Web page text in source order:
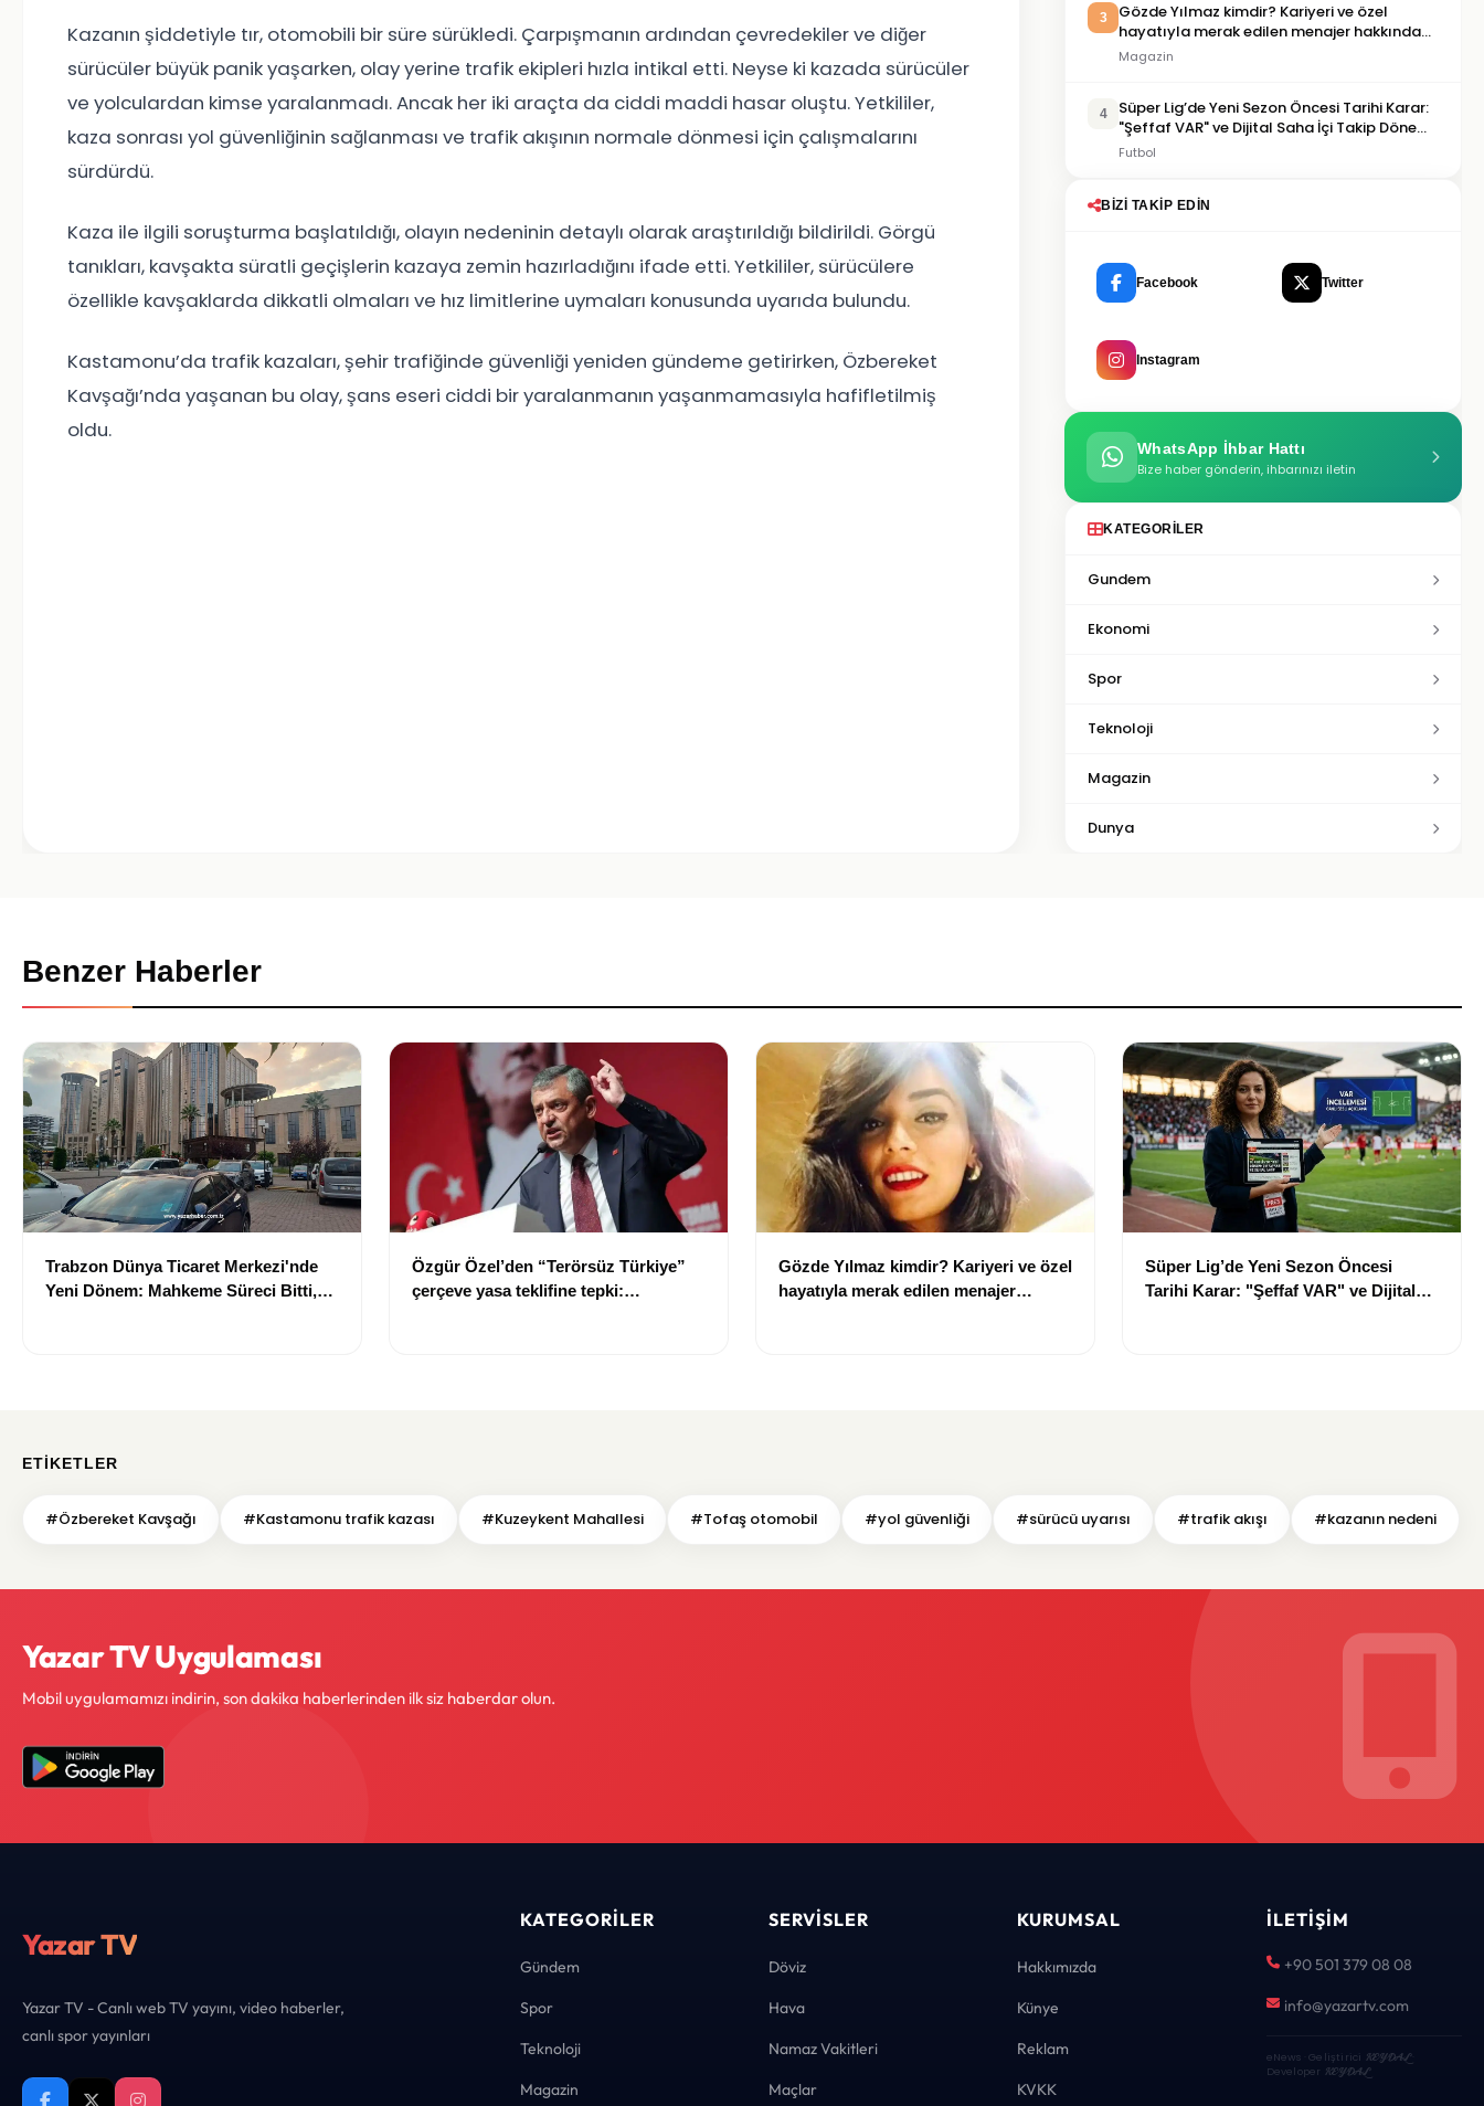
Kazanın şiddetiyle tır, otomobili bir süre sürükledi. Çarpışmanın ardından çevredekiler ve diğer
sürücüler büyük panik yaşarken, olay yerine trafik ekipleri hızla intikal etti. Neyse ki kazada sürücüler
ve yolculardan kimse yaralanmadı. Ancak her iki araçta da ciddi maddi hasar oluştu. Yetkililer,
kaza sonrası yol güvenliğinin sağlanması ve trafik akışının normale dönmesi için çalışmalarını
sürdürdü.
Kaza ile ilgili soruşturma başlatıldığı, olayın nedeninin detaylı olarak araştırıldığı bildirildi. Görgü
tanıkları, kavşakta süratli geçişlerin kazaya zemin hazırladığını ifade etti. Yetkililer, sürücülere
özellikle kavşaklarda dikkatli olmaları ve hız limitlerine uymaları konusunda uyarıda bulundu.
Kastamonu’da trafik kazaları, şehir trafiğinde güvenliği yeniden gündeme getirirken, Özbereket
Kavşağı’nda yaşanan bu olay, şans eseri ciddi bir yaralanmanın yaşanmamasıyla hafifletilmiş
oldu.
3
Gözde Yılmaz kimdir? Kariyeri ve özel
hayatıyla merak edilen menajer hakkında
bilgiler
Magazin
4
Süper Lig’de Yeni Sezon Öncesi Tarihi Karar:
"Şeffaf VAR" ve Dijital Saha İçi Takip Dönemi
Başlıyor!
Futbol
BIZI TAKIP EDIN
Facebook Twitter
Instagram
WhatsApp İhbar Hattı
Bize haber gönderin, ihbarınızı iletin
KATEGORILER
Gundem
Ekonomi
Spor
Teknoloji
Magazin
Dunya
Benzer Haberler
Trabzon Dünya Ticaret Merkezi'nde
Yeni Dönem: Mahkeme Süreci Bitti,
Özgür Özel’den “Terörsüz Türkiye”
çerçeve yasa teklifine tepki:
Gözde Yılmaz kimdir? Kariyeri ve özel
hayatıyla merak edilen menajer
Süper Lig’de Yeni Sezon Öncesi
Tarihi Karar: "Şeffaf VAR" ve Dijital
ETIKETLER
#Özbereket Kavşağı #Kastamonu trafik kazası #Kuzeykent Mahallesi #Tofaş otomobil #yol güvenliği #sürücü uyarısı #trafik akışı #kazanın nedeni
Yazar TV Uygulaması
Mobil uygulamamızı indirin, son dakika haberlerinden ilk siz haberdar olun.
Yazar TV
Yazar TV - Canlı web TV yayını, video haberler,
canlı spor yayınları
KATEGORILER
Gündem
Spor
Teknoloji
Magazin
SERVISLER
Döviz
Hava
Namaz Vakitleri
Maçlar
KURUMSAL
Hakkımızda
Künye
Reklam
KVKK
İLETIŞIM
+90 501 379 08 08
info@yazartv.com
eNews · Geliştirici KEYDAL·
Developer KEYDAL